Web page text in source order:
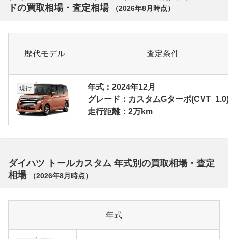
ドの買取相場・査定相場
（2026年8月 時点）
歴代モデル 査定条件
現行
年式：2024年12月
グレード：カスタムGターボ
走行距離：2万km
ダイハツ トールカスタム 年式別の買取相場・査定
相場
（2026年8月 時点）
年式